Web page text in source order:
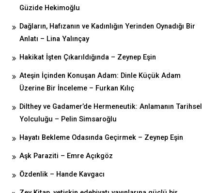
Güzide Hekimoğlu
Dağların, Hafızanın ve Kadınlığın Yerinden Oynadığı Bir
Anlatı – Lina Yalınçay
Hakikat İşten Çıkarıldığında – Zeynep Eşin
Ateşin İçinden Konuşan Adam: Dinle Küçük Adam
Üzerine Bir İnceleme – Furkan Kılıç
Dilthey ve Gadamer’de Hermeneutik: Anlamanın Tarihsel
Yolculuğu – Pelin Simsaroğlu
Hayatı Bekleme Odasında Geçirmek – Zeynep Eşin
Aşk Paraziti – Emre Açıkgöz
Özdenlik – Hande Kavgacı